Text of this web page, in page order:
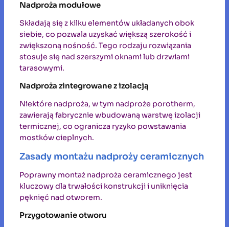
Nadproża modułowe
Składają się z kilku elementów układanych obok
siebie, co pozwala uzyskać większą szerokość i
zwiększoną nośność. Tego rodzaju rozwiązania
stosuje się nad szerszymi oknami lub drzwiami
tarasowymi.
Nadproża zintegrowane z izolacją
Niektóre nadproża, w tym nadproże porotherm,
zawierają fabrycznie wbudowaną warstwę izolacji
termicznej, co ogranicza ryzyko powstawania
mostków cieplnych.
Zasady montażu nadproży ceramicznych
Poprawny montaż nadproża ceramicznego jest
kluczowy dla trwałości konstrukcji i uniknięcia
pęknięć nad otworem.
Przygotowanie otworu